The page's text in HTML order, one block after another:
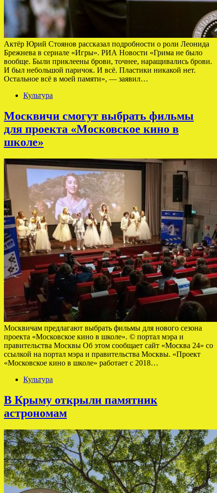
Актёр Юрий Стоянов рассказал подробности о роли Леонида
Брежнева в сериале «Игры». РИА Новости «Грима не было
вообще. Были приклеены брови, точнее, наращивались брови.
И был небольшой паричок. И всё. Пластики никакой нет.
Остальное всё в моей памяти», — заявил…
Культура
Москвичи смогут выбрать фильмы
для проекта «Московское кино в
школе»
Москвичам предлагают выбрать фильмы для нового сезона
проекта «Московское кино в школе». © портал мэра и
правительства Москвы Об этом сообщает сайт «Москва 24» со
ссылкой на портал мэра и правительства Москвы. «Проект
«Московское кино в школе» работает с 2018…
Культура
В Крыму открыли памятник
астрономам